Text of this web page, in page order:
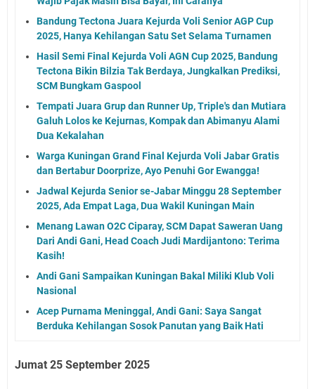
Bandung Tectona Juara Kejurda Voli Senior AGP Cup
2025, Hanya Kehilangan Satu Set Selama Turnamen
Hasil Semi Final Kejurda Voli AGN Cup 2025, Bandung
Tectona Bikin Bilzia Tak Berdaya, Jungkalkan Prediksi,
SCM Bungkam Gaspool
Tempati Juara Grup dan Runner Up, Triple's dan Mutiara
Galuh Lolos ke Kejurnas, Kompak dan Abimanyu Alami
Dua Kekalahan
Warga Kuningan Grand Final Kejurda Voli Jabar Gratis
dan Bertabur Doorprize, Ayo Penuhi Gor Ewangga!
Jadwal Kejurda Senior se-Jabar Minggu 28 September
2025, Ada Empat Laga, Dua Wakil Kuningan Main
Menang Lawan O2C Ciparay, SCM Dapat Saweran Uang
Dari Andi Gani, Head Coach Judi Mardijantono: Terima
Kasih!
Andi Gani Sampaikan Kuningan Bakal Miliki Klub Voli
Nasional
Acep Purnama Meninggal, Andi Gani: Saya Sangat
Berduka Kehilangan Sosok Panutan yang Baik Hati
Jumat 25 September 2025